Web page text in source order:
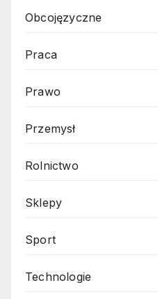
Obcojęzyczne
Praca
Prawo
Przemysł
Rolnictwo
Sklepy
Sport
Technologie